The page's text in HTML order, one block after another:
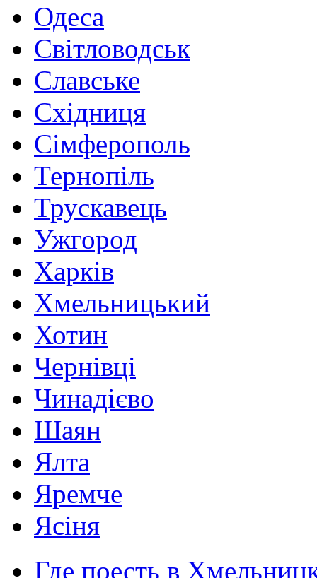
Одеса
Світловодськ
Славське
Східниця
Сімферополь
Тернопіль
Трускавець
Ужгород
Харків
Хмельницький
Хотин
Чернівці
Чинадієво
Шаян
Ялта
Яремче
Ясіня
Где поесть в